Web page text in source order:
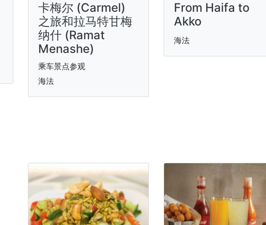
卡梅尔 (Carmel)
之旅和拉马特甘梅
纳什 (Ramat
Menashe)
乘车景点参观
海法
From Haifa to
Akko
海法